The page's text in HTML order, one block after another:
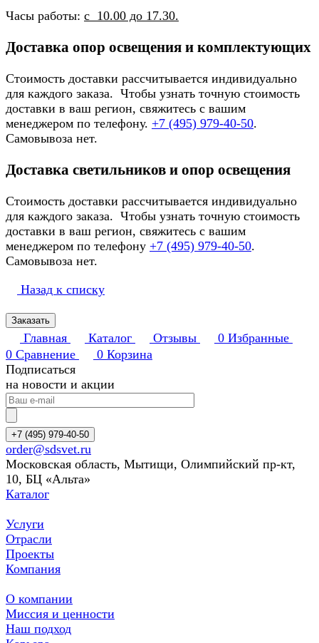
Часы работы: с 10.00 до 17.30.
Доставка опор освещения и комплектующих
Стоимость доставки рассчитывается индивидуально
для каждого заказа. Чтобы узнать точную стоимость
доставки в ваш регион, свяжитесь с вашим
менеджером по телефону. +7 (495) 979-40-50.
Самовывоза нет.
Доставка светильников и опор освещения
Стоимость доставки рассчитывается индивидуально
для каждого заказа. Чтобы узнать точную стоимость
доставки в ваш регион, свяжитесь с вашим
менеджером по телефону +7 (495) 979-40-50.
Самовывоза нет.
Назад к списку
Заказать
Главная Каталог Отзывы 0 Избранные
0 Сравнение 0 Корзина
Подписаться
на новости и акции
+7 (495) 979-40-50
order@sdsvet.ru
Московская область, Мытищи, Олимпийский пр-кт,
10, БЦ «Альта»
Каталог
Услуги
Отрасли
Проекты
Компания
О компании
Миссия и ценности
Наш подход